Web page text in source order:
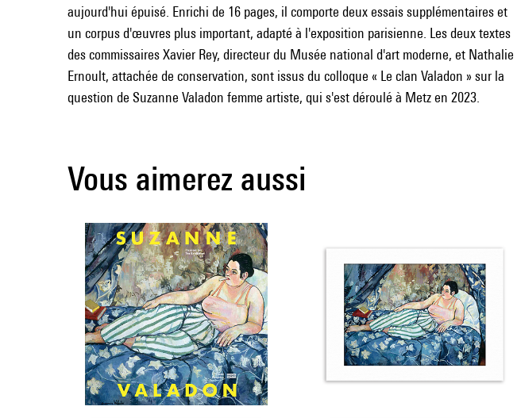
aujourd'hui épuisé. Enrichi de 16 pages, il comporte deux essais supplémentaires et
un corpus d'œuvres plus important, adapté à l'exposition parisienne. Les deux textes
des commissaires Xavier Rey, directeur du Musée national d'art moderne, et Nathalie
Ernoult, attachée de conservation, sont issus du colloque « Le clan Valadon » sur la
question de Suzanne Valadon femme artiste, qui s'est déroulé à Metz en 2023.
Vous aimerez aussi